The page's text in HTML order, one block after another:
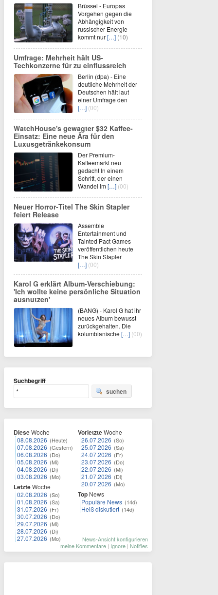
Brüssel - Europas
Vorgehen gegen die
Abhängigkeit von
russischer Energie
kommt nur[…] (10)
Umfrage: Mehrheit hält US-
Techkonzerne für zu einflussreich
Berlin (dpa) - Eine
deutliche Mehrheit der
Deutschen hält laut
einer Umfrage den
[…] (00)
WatchHouse's gewagter $32 Kaffee-
Einsatz: Eine neue Ära für den
Luxusgetränkekonsum
Der Premium-
Kaffeemarkt neu
gedacht In einem
Schritt, der einen
Wandel im[…] (00)
Neuer Horror‑Titel The Skin Stapler
feiert Release
Assemble
Entertainment und
Tainted Pact Games
veröffentlichen heute
The Skin Stapler
[…] (00)
Karol G erklärt Album-Verschiebung:
'Ich wollte keine persönliche Situation
ausnutzen'
(BANG) - Karol G hat ihr
neues Album bewusst
zurückgehalten. Die
kolumbianische […] (00)
Suchbegriff
suchen
DieseWoche
08.08.2026 (Heute)
07.08.2026 (Gestern)
06.08.2026 (Do)
05.08.2026 (Mi)
04.08.2026 (Di)
03.08.2026 (Mo)
LetzteWoche
02.08.2026 (So)
01.08.2026 (Sa)
31.07.2026 (Fr)
30.07.2026 (Do)
29.07.2026 (Mi)
28.07.2026 (Di)
27.07.2026 (Mo)
VorletzteWoche
26.07.2026 (So)
25.07.2026 (Sa)
24.07.2026 (Fr)
23.07.2026 (Do)
22.07.2026 (Mi)
21.07.2026 (Di)
20.07.2026 (Mo)
Top News
Populäre News (14d)
Heiß diskutiert (14d)
News-Ansicht konfigurieren
meine Kommentare | Ignore | Notifies